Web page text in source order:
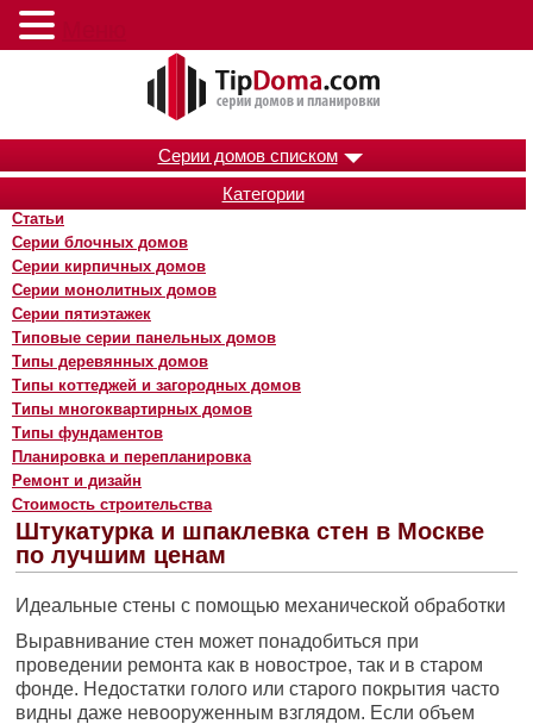
Серии домов списком
Категории
Статьи
Серии блочных домов
Серии кирпичных домов
Серии монолитных домов
Серии пятиэтажек
Типовые серии панельных домов
Типы деревянных домов
Типы коттеджей и загородных домов
Типы многоквартирных домов
Типы фундаментов
Планировка и перепланировка
Ремонт и дизайн
Стоимость строительства
Штукатурка и шпаклевка стен в Москве
по лучшим ценам
Идеальные стены с помощью механической обработки
Выравнивание стен может понадобиться при
проведении ремонта как в новострое, так и в старом
фонде. Недостатки голого или старого покрытия часто
видны даже невооруженным взглядом. Если объем